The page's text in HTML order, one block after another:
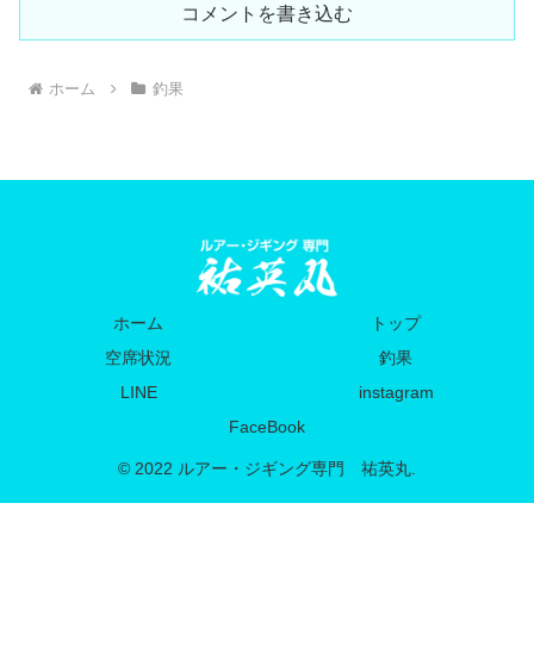
コメントを書き込む
ホーム 釣果
ホーム
トップ
空席状況
釣果
LINE
instagram
FaceBook
© 2022 ルアー・ジギング専門 祐英丸.